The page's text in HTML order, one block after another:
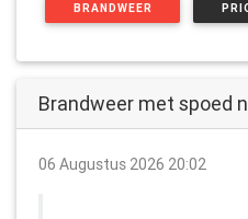
BRANDWEER
Brandweer met spoed
06 Augustus 2026 20:02